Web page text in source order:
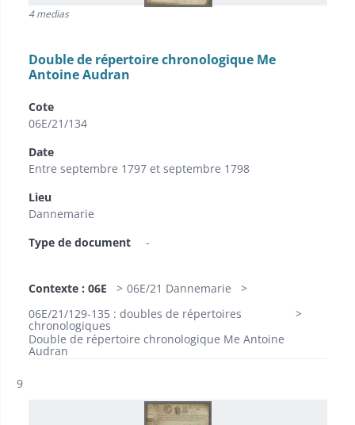
4 medias
Double de répertoire chronologique Me
Antoine Audran
Cote
06E/21/134
Date
Entre septembre 1797 et septembre 1798
Lieu
Dannemarie
Type de document
-
Contexte : 06E
06E/21 Dannemarie
06E/21/129-135 : doubles de répertoires
chronologiques
Double de répertoire chronologique Me Antoine
Audran
Résultat n°
9